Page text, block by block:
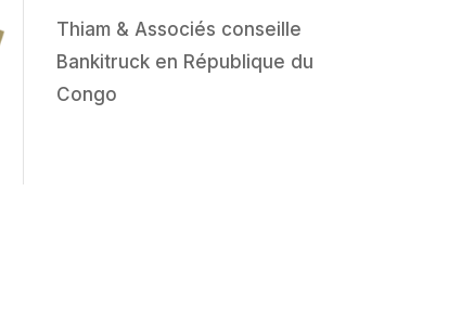
Thiam & Associés conseille
Bankitruck en République du
Congo